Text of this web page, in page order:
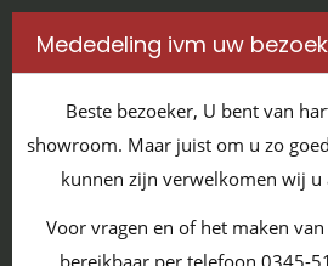
IT'S ALL ABOUT
GILDENSTRAAT 32 / 4143 HS LEERDAM
Mededeling ivm uw
Beste bezoeker, U bent van
showroom. Maar juist om u zo
kunnen zijn verwelkomen wij u
Voor vragen en of het maken
bereikbaar per telefoon 0345-